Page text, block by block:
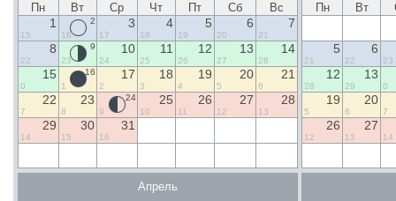
Пн
Вт Ср Чт Пт Сб Вс
1
15
2
16
3
17
4
18
5
19
6
20
7
21
8
22
9
23
10
24
11
25
12
26
13
27
14
28
15
0
16
1
17
2
18
3
19
4
20
5
21
6
22
7
23
8
24
9
25
10
26
11
27
12
28
13
29
14
30
15
31
16
Пн Вт
5
21
6
22 23
12
28
13
29 0
19
5
20
6 7
26
12
27
13 14
Апрель